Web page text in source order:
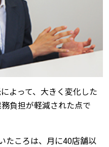
よって、大きく変化した
負担が軽減された点で
たころは、月に40店舗以